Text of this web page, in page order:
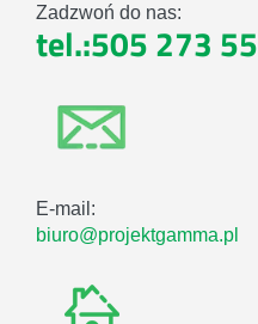
Zadzwoń do nas:
tel.:505 273
E-mail:
biuro@projektgamma.pl